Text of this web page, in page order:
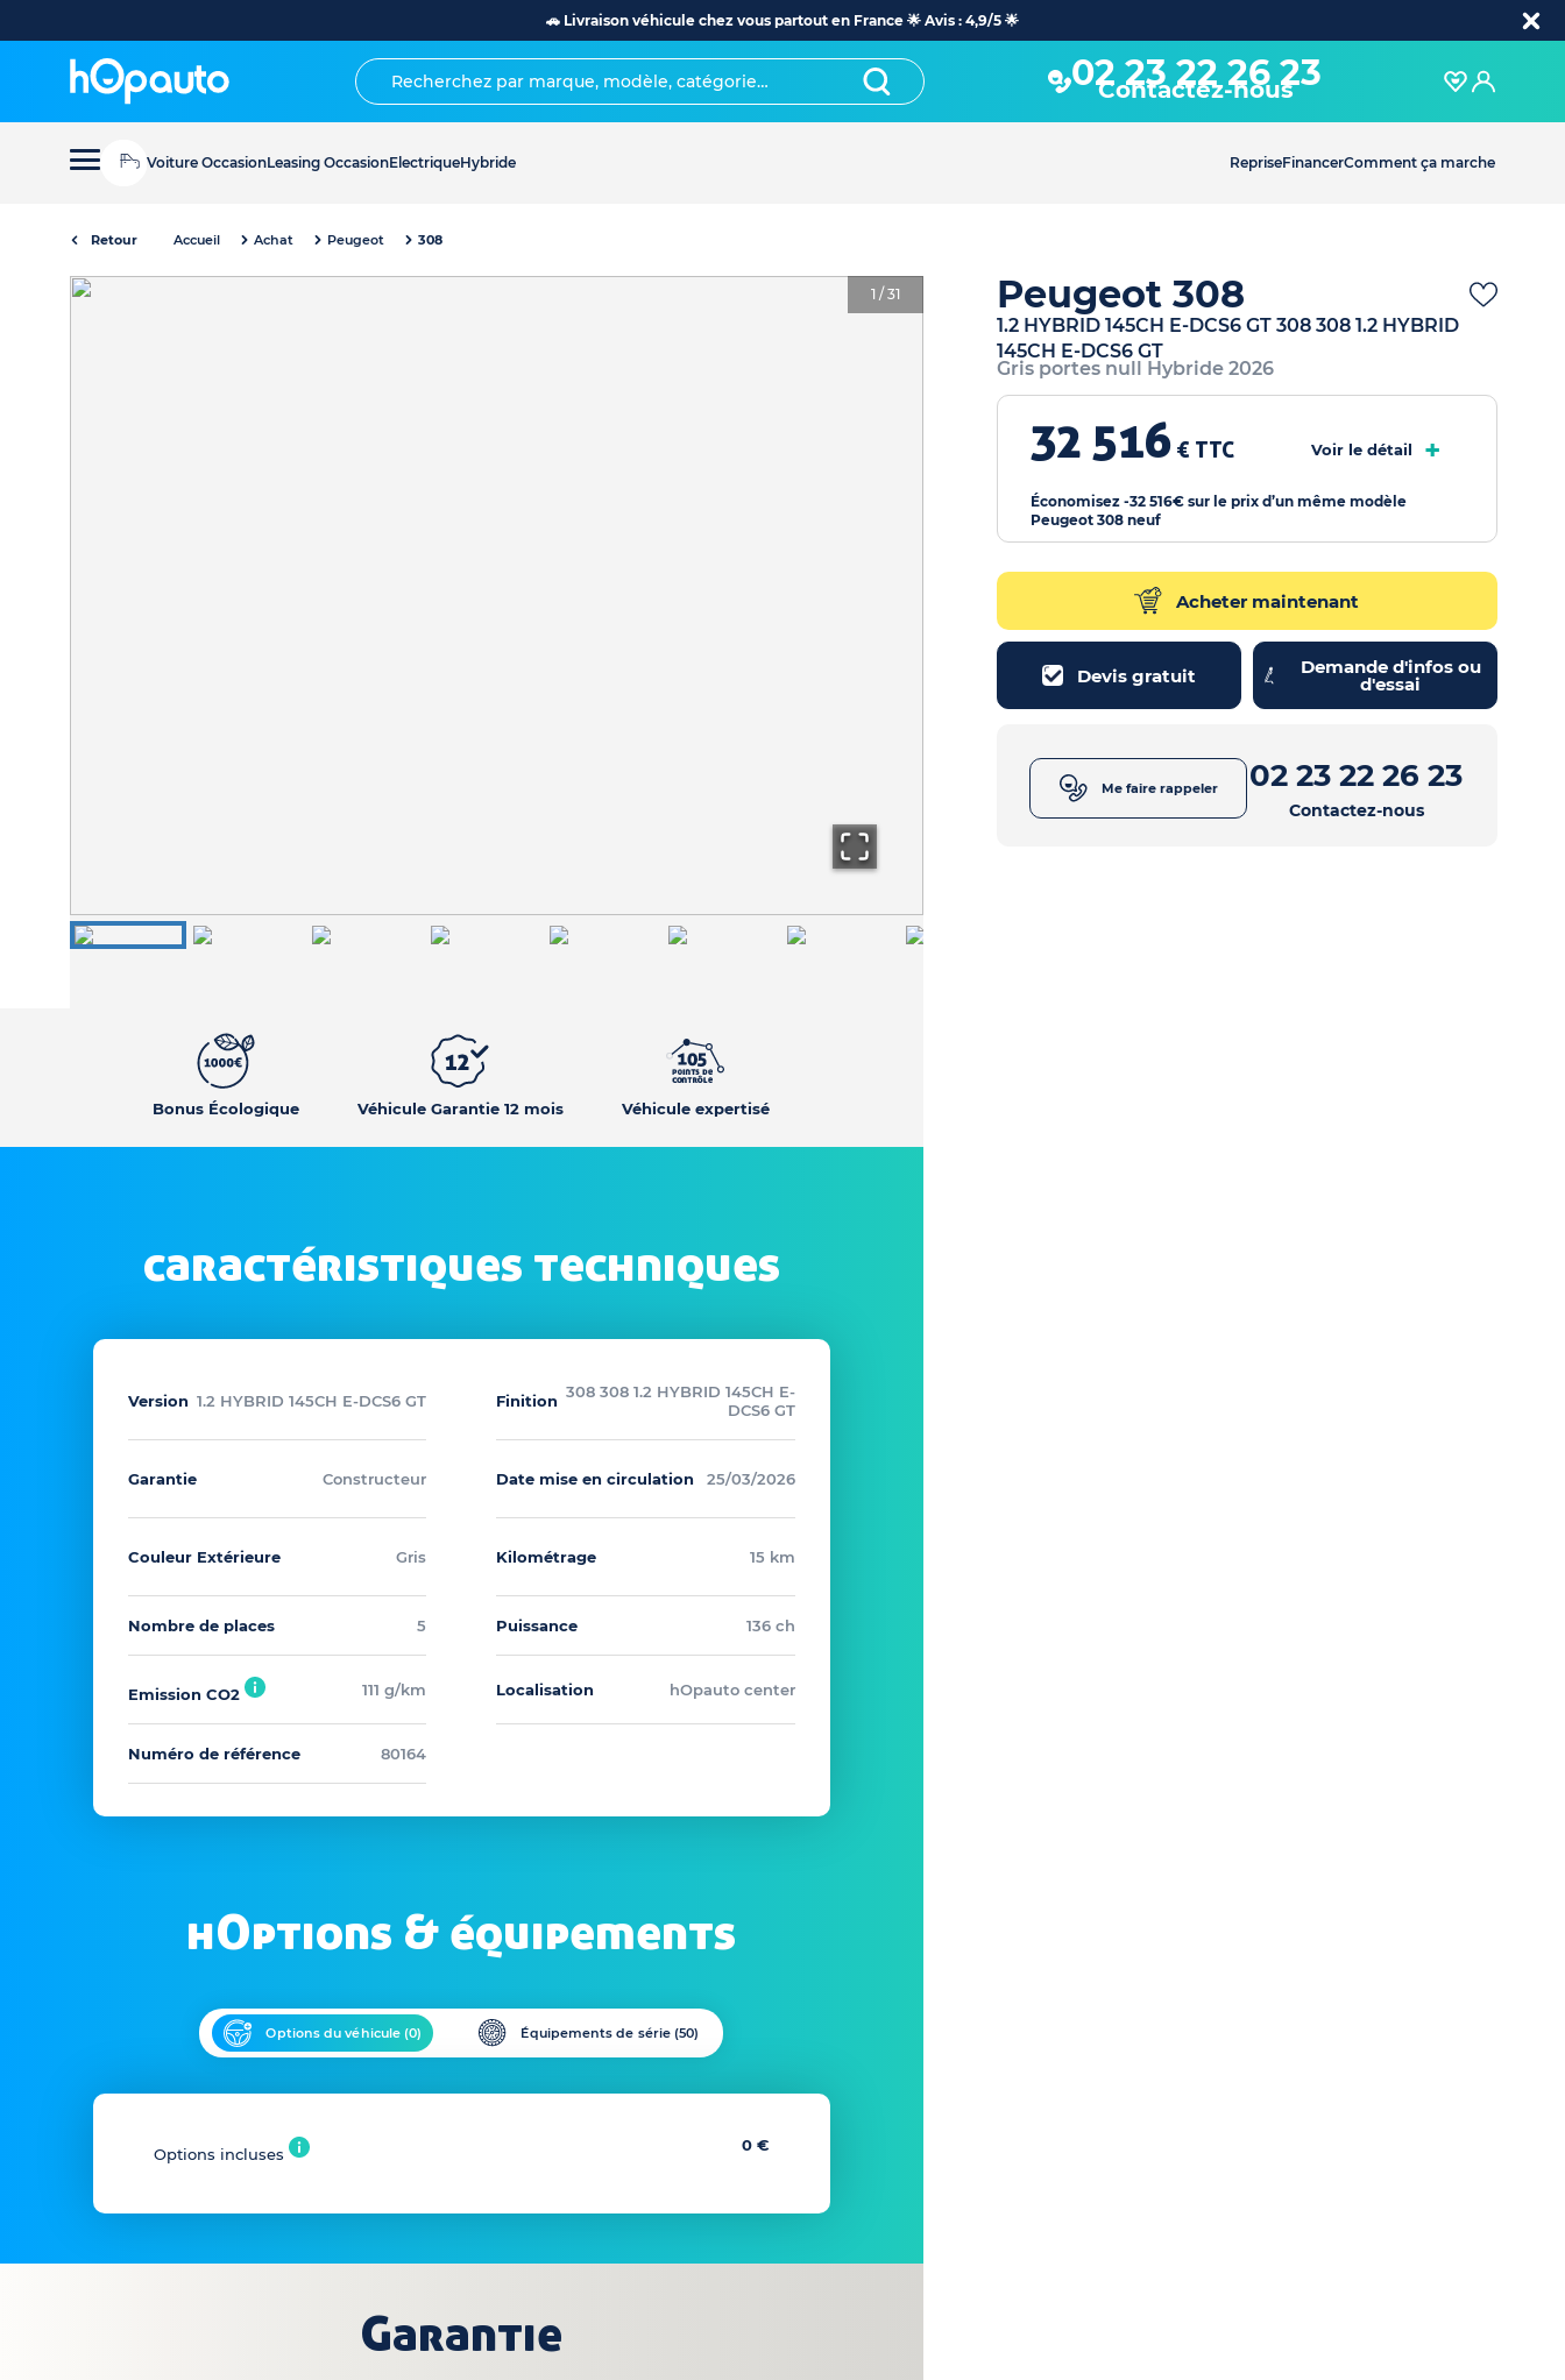
🚗 Livraison véhicule chez vous partout en France 🌟 Avis : 4,9/5 🌟
02 23 22 26 23
Contactez-nous
Voiture OccasionLeasing OccasionElectriqueHybride RepriseFinancerComment ça marche
Retour Accueil Achat Peugeot 308
1 / 31
Bonus Écologique Véhicule Garantie 12 mois Véhicule expertisé
caractéristiques techniques
Version 1.2 HYBRID 145CH E-DCS6 GT Finition 308 308 1.2 HYBRID 145CH E-
DCS6 GT
Garantie Constructeur Date mise en circulation 25/03/2026
Couleur Extérieure Gris Kilométrage 15 km
Nombre de places 5 Puissance 136 ch
Emission CO2 111 g/km Localisation hOpauto center
Numéro de référence 80164
hOptions & équipements
Options du véhicule (0) Équipements de série (50)
Options incluses 0 €
Garantie
Peugeot 308
1.2 HYBRID 145CH E-DCS6 GT 308 308 1.2 HYBRID
145CH E-DCS6 GT
Gris portes null Hybride 2026
32 516 € TTC Voir le détail +
Économisez -32 516€ sur le prix d’un même modèle
Peugeot 308 neuf
Acheter maintenant
Devis gratuit Demande d'infos ou
d'essai
Me faire rappeler 02 23 22 26 23
Contactez-nous